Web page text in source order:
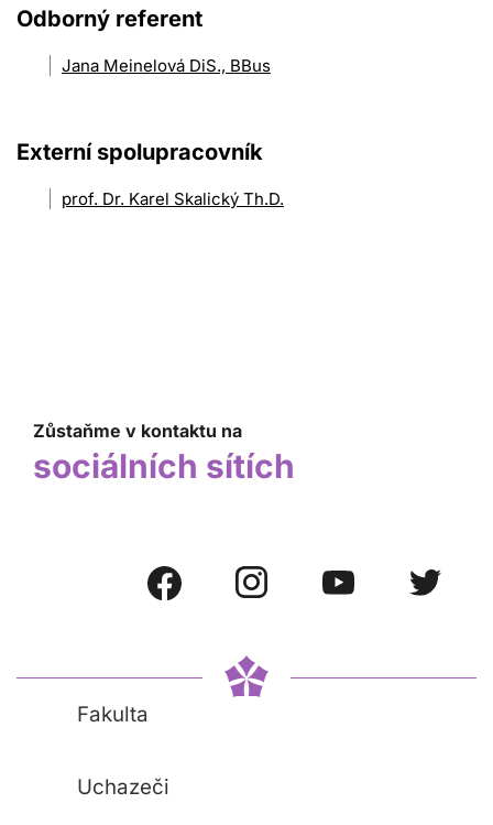
Odborný referent
Jana Meinelová DiS., BBus
Externí spolupracovník
prof. Dr. Karel Skalický Th.D.
Zůstaňme v kontaktu na
sociálních sítích
Fakulta
Uchazeči